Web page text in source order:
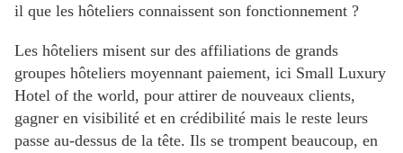
il que les hôteliers connaissent son fonctionnement ?
Les hôteliers misent sur des affiliations de grands
groupes hôteliers moyennant paiement, ici Small Luxury
Hotel of the world, pour attirer de nouveaux clients,
gagner en visibilité et en crédibilité mais le reste leurs
passe au-dessus de la tête. Ils se trompent beaucoup, en